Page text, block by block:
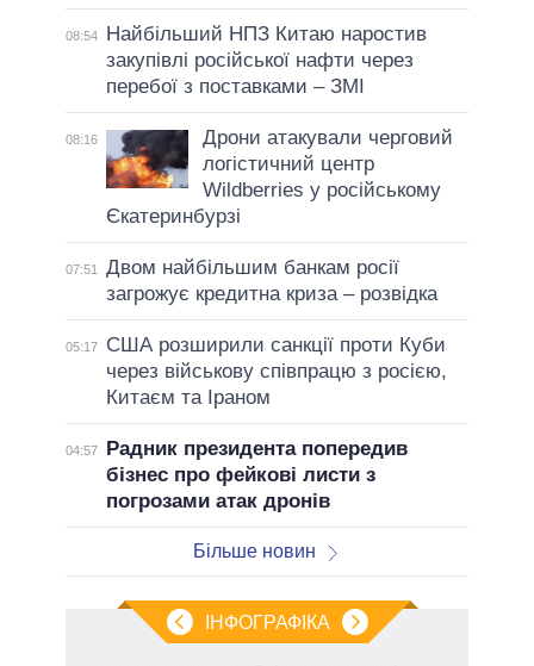
08:54
Найбільший НПЗ Китаю наростив
закупівлі російської нафти через
перебої з поставками – ЗМІ
08:16
Дрони атакували черговий
логістичний центр
Wildberries у російському
Єкатеринбурзі
07:51 Двом найбільшим банкам росії
загрожує кредитна криза – розвідка
05:17
США розширили санкції проти Куби
через військову співпрацю з росією,
Китаєм та Іраном
04:57
Радник президента попередив
бізнес про фейкові листи з
погрозами атак дронів
Більше новин
ІНФОГРАФІКА